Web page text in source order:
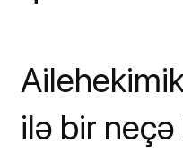
ilə bir